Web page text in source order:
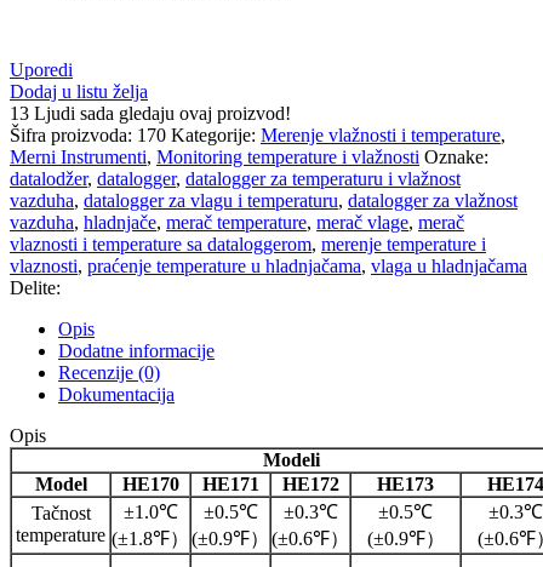
Uporedi
Dodaj u listu želja
13 Ljudi sada gledaju ovaj proizvod!
Šifra proizvoda: 170 Kategorije: Merenje vlažnosti i temperature,
Merni Instrumenti, Monitoring temperature i vlažnosti Oznake:
datalodžer, datalogger, datalogger za temperaturu i vlažnost
vazduha, datalogger za vlagu i temperaturu, datalogger za vlažnost
vazduha, hladnjače, merač temperature, merač vlage, merač
vlaznosti i temperature sa dataloggerom, merenje temperature i
vlaznosti, praćenje temperature u hladnjačama, vlaga u hladnjačama
Delite:
Opis
Dodatne informacije
Recenzije (0)
Dokumentacija
Opis
Modeli
Model
HE170 HE171 HE172 HE173
HE174
Tačnost
temperature
±1.0℃
(±1.8℉）
±0.5℃
(±0.9℉）
±0.3℃
(±0.6℉）
±0.5℃
(±0.9℉）
±0.3℃
(±0.6℉